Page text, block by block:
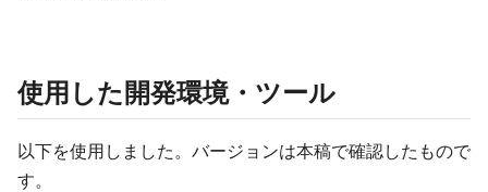
使用した開発環境・ツール
以下を使用しました。バージョンは本稿で確認したもので
す。